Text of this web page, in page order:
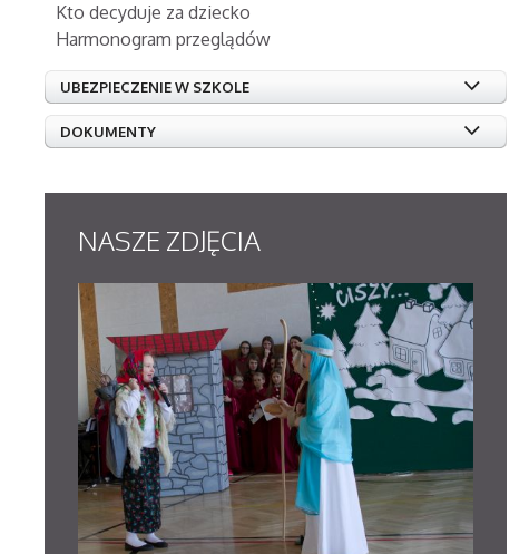
Kto decyduje za dziecko
Harmonogram przeglądów
UBEZPIECZENIE W SZKOLE
DOKUMENTY
NASZE ZDJĘCIA